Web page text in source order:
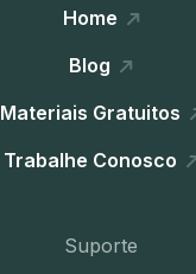
Home
Blog
Materiais Gratuitos
Trabalhe Conosco
Suporte